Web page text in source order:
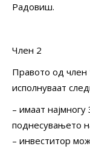
Радовиш.
Член 2
Правото од член
исполнуваат
– имаат
поднесувањето
– инвеститор